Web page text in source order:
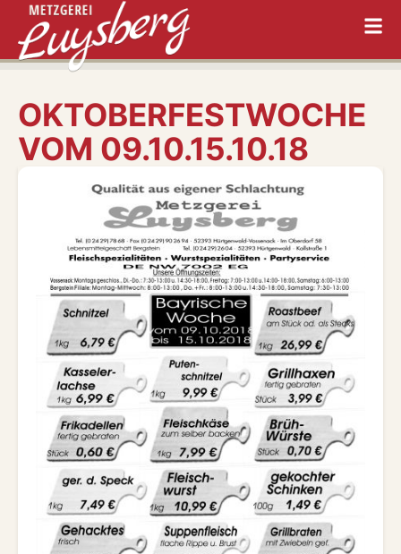
OKTOBERFESTWOCHE
VOM 09.10.15.10.18